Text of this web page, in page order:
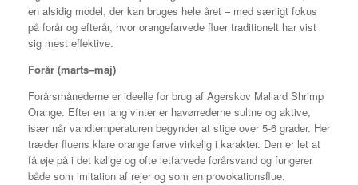
en alsidig model, der kan bruges hele året – med særligt fokus
på forår og efterår, hvor orangefarvede fluer traditionelt har vist
sig mest effektive.
Forår (marts–maj)
Forårsmånederne er ideelle for brug af Agerskov Mallard Shrimp
Orange. Efter en lang vinter er havørrederne sultne og aktive,
især når vandtemperaturen begynder at stige over 5-6 grader. Her
træder fluens klare orange farve virkelig i karakter. Den er let at
få øje på i det kølige og ofte letfarvede forårsvand og fungerer
både som imitation af rejer og som en provokationsflue.